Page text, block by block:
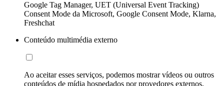
Google Tag Manager, UET (Universal Event Tracking)
Consent Mode da Microsoft, Google Consent Mode, Klarna,
Freshchat
Conteúdo multimédia externo
Ao aceitar esses serviços, podemos mostrar vídeos ou outros
conteúdos de mídia hospedados por provedores externos.